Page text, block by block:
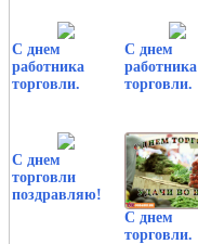
С днем
работника
торговли.
С днем
работника
торговли.
С днем
торговли
поздравляю!
С днем
торговли.